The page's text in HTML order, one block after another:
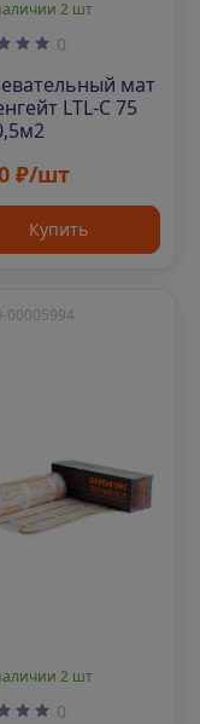
2 шт
0
мат
LTL-C 75
₽/шт
Купить
2 шт
00005994
0